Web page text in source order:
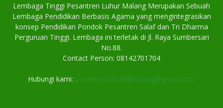
Lembaga Tinggi Pesantren Luhur Malang Merupakan Sebuah
Lembaga Pendidikan Berbasis Agama yang mengintegrasikan
konsep Pendidikan Pondok Pesantren Salaf dan Tri Dharma
Perguruan Tinggi. Lembaga ini terletak di Jl. Raya Sumbersari
No.88.
Contact Person: 08142701704
Hubungi kami: pesantrenluhur88malang@gmail.com